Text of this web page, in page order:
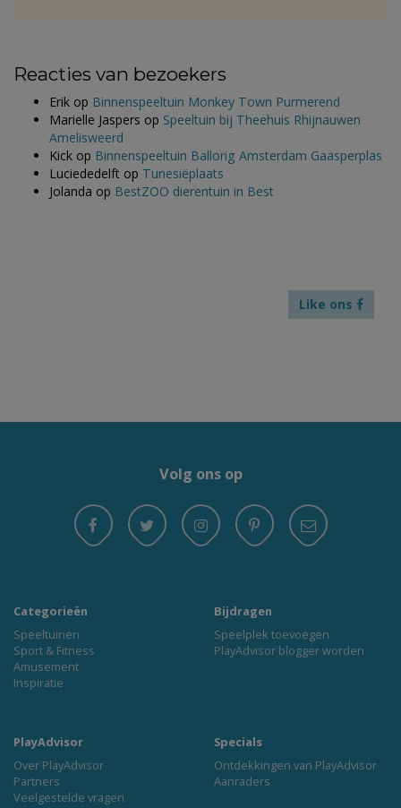
Reacties van bezoekers
Erik op Binnenspeeltuin Monkey Town Purmerend
Marielle Jaspers op Speeltuin bij Theehuis Rhijnauwen
Amelisweerd
Kick op Binnenspeeltuin Ballorig Amsterdam Gaasperplas
Luciededelft op Tunesiëplaats
Jolanda op BestZOO dierentuin in Best
Like ons
Volg ons op
Categorieën
Speeltuinen
Sport & Fitness
Amusement
Inspiratie
Bijdragen
Speelplek toevoegen
PlayAdvisor blogger worden
PlayAdvisor
Over PlayAdvisor
Partners
Veelgestelde vragen
Specials
Ontdekkingen van PlayAdvisor
Aanraders